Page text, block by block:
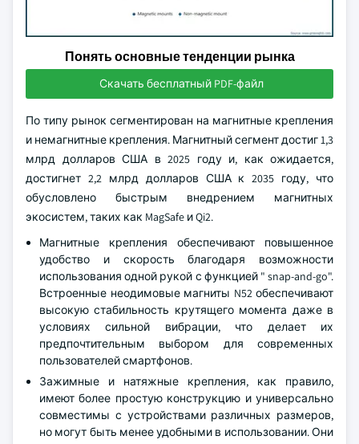
Понять основные тенденции рынка
Скачать бесплатный PDF-файл
По типу рынок сегментирован на магнитные крепления
и немагнитные крепления. Магнитный сегмент достиг 1,3
млрд долларов США в 2025 году и, как ожидается,
достигнет 2,2 млрд долларов США к 2035 году, что
обусловлено быстрым внедрением магнитных
экосистем, таких как MagSafe и Qi2.
Магнитные крепления обеспечивают повышенное
удобство и скорость благодаря возможности
использования одной рукой с функцией " snap-and-go".
Встроенные неодимовые магниты N52 обеспечивают
высокую стабильность крутящего момента даже в
условиях сильной вибрации, что делает их
предпочтительным выбором для современных
пользователей смартфонов.
Зажимные и натяжные крепления, как правило,
имеют более простую конструкцию и универсально
совместимы с устройствами различных размеров,
но могут быть менее удобными в использовании. Они